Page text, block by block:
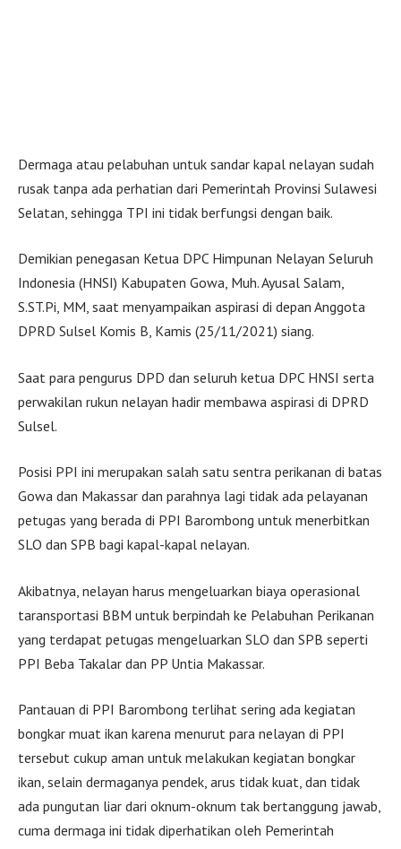
Dermaga atau pelabuhan untuk sandar kapal nelayan sudah
rusak tanpa ada perhatian dari Pemerintah Provinsi Sulawesi
Selatan, sehingga TPI ini tidak berfungsi dengan baik.
Demikian penegasan Ketua DPC Himpunan Nelayan Seluruh
Indonesia (HNSI) Kabupaten Gowa, Muh. Ayusal Salam,
S.ST.Pi, MM, saat menyampaikan aspirasi di depan Anggota
DPRD Sulsel Komis B, Kamis (25/11/2021) siang.
Saat para pengurus DPD dan seluruh ketua DPC HNSI serta
perwakilan rukun nelayan hadir membawa aspirasi di DPRD
Sulsel.
Posisi PPI ini merupakan salah satu sentra perikanan di batas
Gowa dan Makassar dan parahnya lagi tidak ada pelayanan
petugas yang berada di PPI Barombong untuk menerbitkan
SLO dan SPB bagi kapal-kapal nelayan.
Akibatnya, nelayan harus mengeluarkan biaya operasional
taransportasi BBM untuk berpindah ke Pelabuhan Perikanan
yang terdapat petugas mengeluarkan SLO dan SPB seperti
PPI Beba Takalar dan PP Untia Makassar.
Pantauan di PPI Barombong terlihat sering ada kegiatan
bongkar muat ikan karena menurut para nelayan di PPI
tersebut cukup aman untuk melakukan kegiatan bongkar
ikan, selain dermaganya pendek, arus tidak kuat, dan tidak
ada pungutan liar dari oknum-oknum tak bertanggung jawab,
cuma dermaga ini tidak diperhatikan oleh Pemerintah